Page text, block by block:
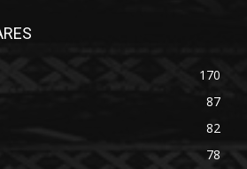
170
87
82
78